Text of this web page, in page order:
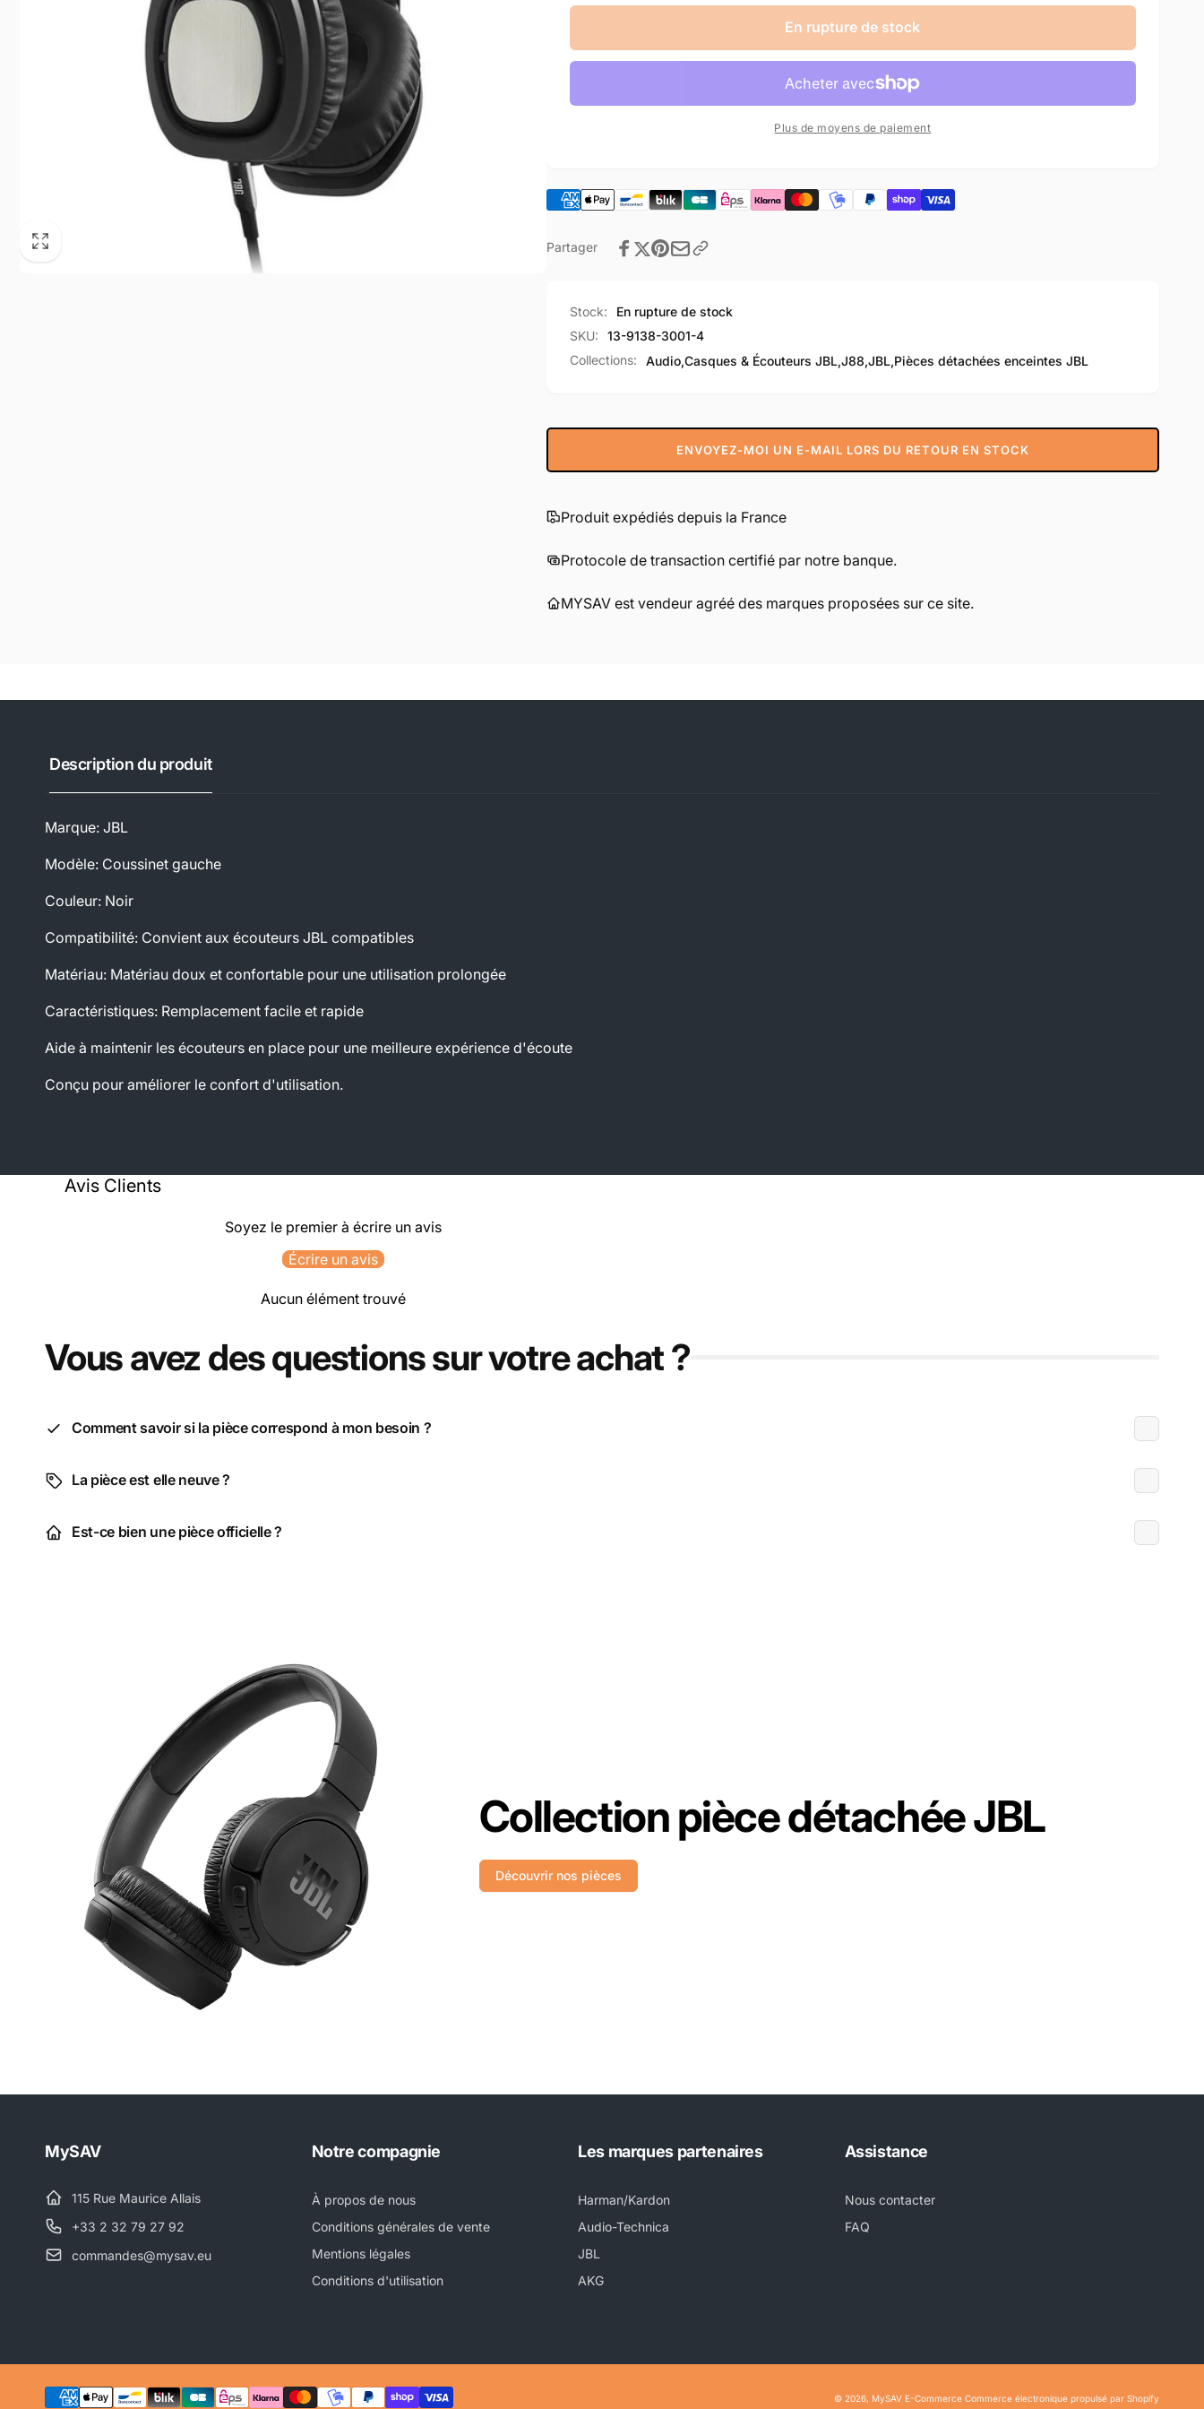
quantité
gauche
la
de
Coussinet
Noir
En rupture de stock
Plus de moyens de paiement
Partager
Stock:
En rupture de stock
SKU:
13-9138-3001-4
Collections:
Audio,Casques & Écouteurs JBL,J88,JBL,Pièces détachées enceintes JBL
ENVOYEZ-MOI UN E-MAIL LORS DU RETOUR EN STOCK
Produit expédiés depuis la France
Protocole de transaction certifié par notre banque.
MYSAV est vendeur agréé des marques proposées sur ce site.
Description du produit
Marque: JBL
Modèle: Coussinet gauche
Couleur: Noir
Compatibilité: Convient aux écouteurs JBL compatibles
Matériau: Matériau doux et confortable pour une utilisation prolongée
Caractéristiques: Remplacement facile et rapide
Aide à maintenir les écouteurs en place pour une meilleure expérience d'écoute
Conçu pour améliorer le confort d'utilisation.
Avis Clients
Soyez le premier à écrire un avis
Écrire un avis
Aucun élément trouvé
Vous avez des questions sur votre achat ?
Comment savoir si la pièce correspond à mon besoin ?
La pièce est elle neuve ?
Est-ce bien une pièce officielle ?
Collection pièce détachée JBL
Découvrir nos pièces
MySAV
115 Rue Maurice Allais
+33 2 32 79 27 92
commandes@mysav.eu
Notre compagnie
À propos de nous
Conditions générales de vente
Mentions légales
Conditions d'utilisation
Les marques partenaires
Harman/Kardon
Audio-Technica
JBL
AKG
Assistance
Nous contacter
FAQ
© 2026, MySAV E-Commerce Commerce électronique propulsé par Shopify